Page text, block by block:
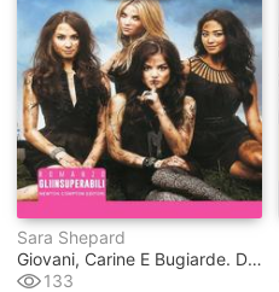
Sara Shepard
Giovani, Carine E Bugiarde. Deliziose
133